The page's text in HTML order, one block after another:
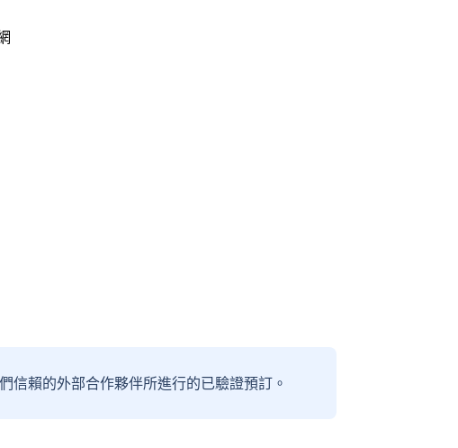
信賴的外部合作夥伴所進行的已驗證預訂。